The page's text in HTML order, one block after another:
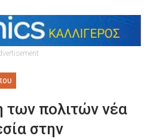
των πολιτών νέα
στην